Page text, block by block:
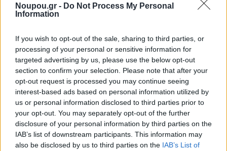
Noupou.gr - Do Not Process My Personal
Information
If you wish to opt-out of the sale, sharing to third parties, or
processing of your personal or sensitive information for
targeted advertising by us, please use the below opt-out
section to confirm your selection. Please note that after your
opt-out request is processed you may continue seeing
interest-based ads based on personal information utilized by
us or personal information disclosed to third parties prior to
your opt-out. You may separately opt-out of the further
disclosure of your personal information by third parties on the
IAB’s list of downstream participants. This information may
also be disclosed by us to third parties on the IAB’s List of